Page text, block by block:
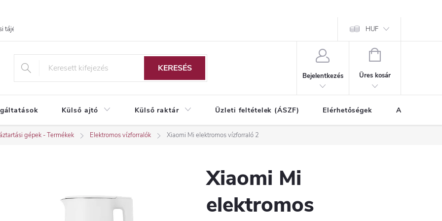
tájékoztató HUF
KERESÉS
Bejelentkezés
KOSÁR
Üres kosár
Külső ajtó Külső raktár Üzleti feltételek (ÁSZF) Elérhetőségek A vásárlás
gépek - Termékek Elektromos vízforralók Xiaomi Mi elektromos vízforraló 2
Xiaomi Mi
elektromos